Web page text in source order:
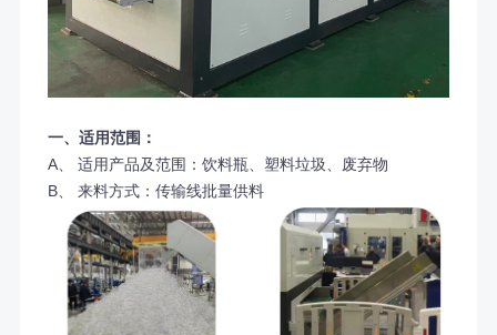
一、适用范围：
A、 适用产品及范围：饮料瓶、塑料垃圾、废弃物
B、 来料方式：传输线批量供料